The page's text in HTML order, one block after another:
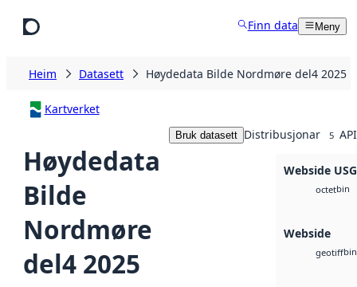
Finn data Meny
Heim Datasett Høydedata Bilde Nordmøre del4 2025
Kartverket
Høydedata
Bilde
Nordmøre
del4 2025
Bruk datasett Distribusjonar 5
Webside
octetbin
Webside
geotiffbin